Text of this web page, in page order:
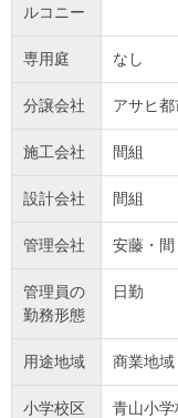
ルコニー
専用庭 なし
分譲会社 アサヒ
施工会社 間組
設計会社 間組
管理会社 安藤・間
管理員の
勤務形態
日勤
用途地域 商業地域
小学校区 青山小学